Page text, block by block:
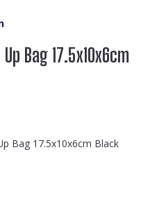
Up Bag 17.5x10x6cm